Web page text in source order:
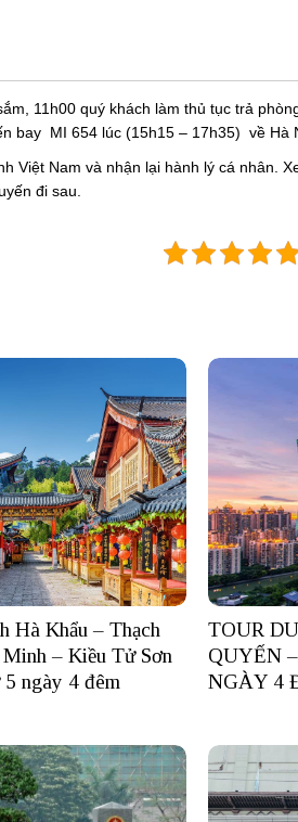
11h00 quý khách làm thủ tục trả
bay MI 654 lúc (15h15 – 17h35) về Hà
Việt Nam và nhận lại hành lý cá nhân.
đi sau.
Hà Khẩu – Thạch
– Kiều Tử Sơn
ngày 4 đêm
TOUR
QUYẾN
NGÀY 4